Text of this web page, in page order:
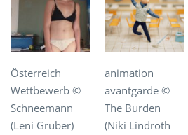
Österreich
Wettbewerb ©
Schneemann
(Leni Gruber)
animation
avantgarde ©
The Burden
(Niki Lindroth